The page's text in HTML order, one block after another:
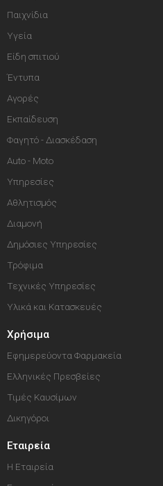
Παιχνίδια
Υγεία
Είδη σπιτιού
Έντυπα
Αγορές
Εκπαίδευση
Φαγητό - Διασκέδαση
Auto - Moto
Υπηρεσίες
Αθλητισμός
Διαμονή
Δημόσιες Υπηρεσίες
Τρόφιμα
Τεχνικές Υπηρεσίες
Υλικά και Κατασκευές
Χρήσιμα
Εφημερεύοντα Φαρμακεία
Ελληνικές Πρεσβείες
Τιμές Καυσίμων
Δικηγόροι
Εταιρεία
Η Εταιρεία